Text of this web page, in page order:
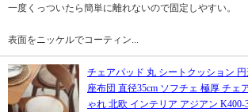
一度くっついたら簡単に離れないので固定しやすい。
表面をニッケルでコーティン...
チェアパッド 丸 シートクッション
座布団 直径35cm ソフチェ 極厚 チェ
ゃれ 北欧 インテリア アジアン K400-